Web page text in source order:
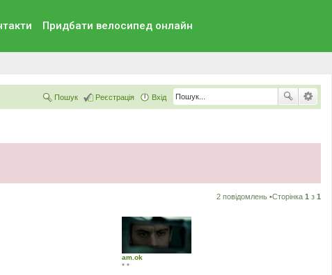
Придбати велосипед онлайн
Вхід
Реєстрація
Пошук
2 повідомлень •Сторінка 1 з 1
am.ok
* *